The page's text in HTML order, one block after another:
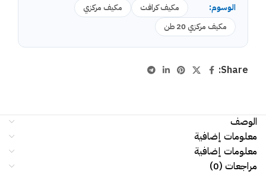
الوسوم: مكيف كرافت
مكيف مركزي
مكيف مركزي 20 طن
Share:
الوصف
معلومات إضافية
معلومات إضافية
مراجعات (0)